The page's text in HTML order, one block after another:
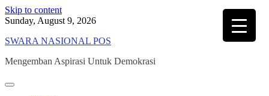
Skip to content
Sunday, August 9, 2026
SWARA NASIONAL POS
Mengemban Aspirasi Untuk Demokrasi